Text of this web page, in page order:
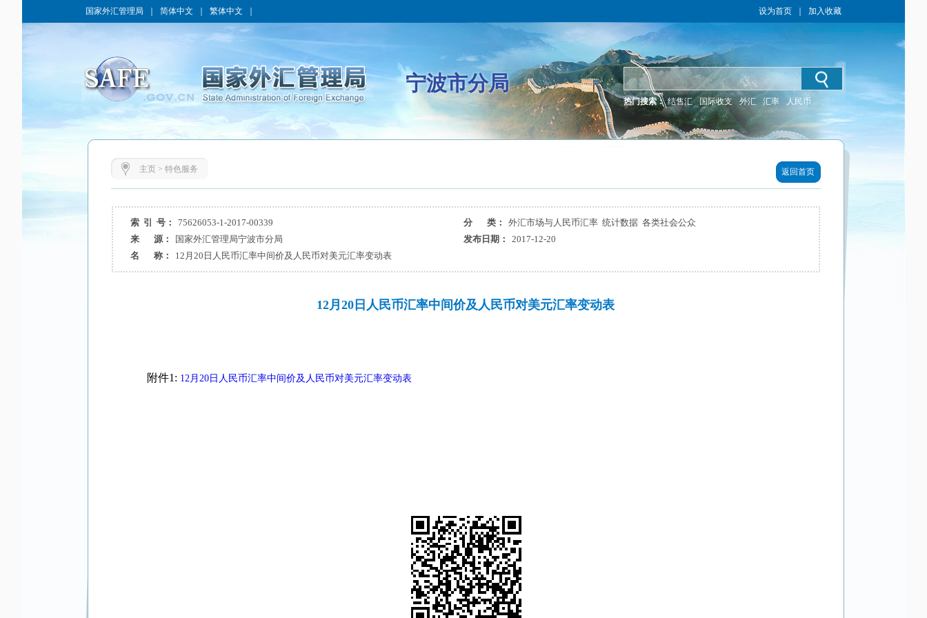
国家外汇管理局 简体中文 繁体中文 设为首页 加入收藏
宁波市分局
热门搜索： 结售汇 国际收支 外汇 汇率 人民币
主页> 特色服务 返回首页
索 引 号： 75626053-1-2017-00339 分 类：
外汇市场与人民币汇率 统计数据 各类社会公众
来 源：
国家外汇管理局宁波市分局 发布日期：
2017-12-20
名 称：
12月20日人民币汇率中间价及人民币对美元汇率变动表
12月20日人民币汇率中间价及人民币对美元汇率变动表
附件1: 12月20日人民币汇率中间价及人民币对美元汇率变动表